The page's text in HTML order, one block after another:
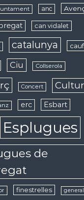
anc
can vidalet
catalunya
Ciu Collserola
Concert
erc Esbart
Esplugues
de
finestrelles